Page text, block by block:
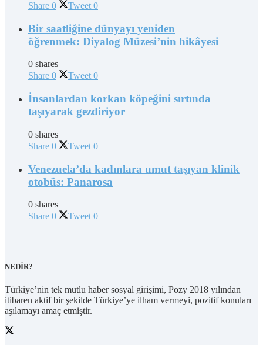
Share 0 Tweet 0
Bir saatliğine dünyayı yeniden
öğrenmek: Diyalog Müzesi’nin hikâyesi
0 shares
Share 0 Tweet 0
İnsanlardan korkan köpeğini sırtında
taşıyarak gezdiriyor
0 shares
Share 0 Tweet 0
Venezuela’da kadınlara umut taşıyan klinik
otobüs: Panarosa
0 shares
Share 0 Tweet 0
NEDİR?
Türkiye’nin tek mutlu haber sosyal girişimi, Pozy 2018 yılından
itibaren aktif bir şekilde Türkiye’ye ilham vermeyi, pozitif konuları
aşılamayı amaç etmiştir.